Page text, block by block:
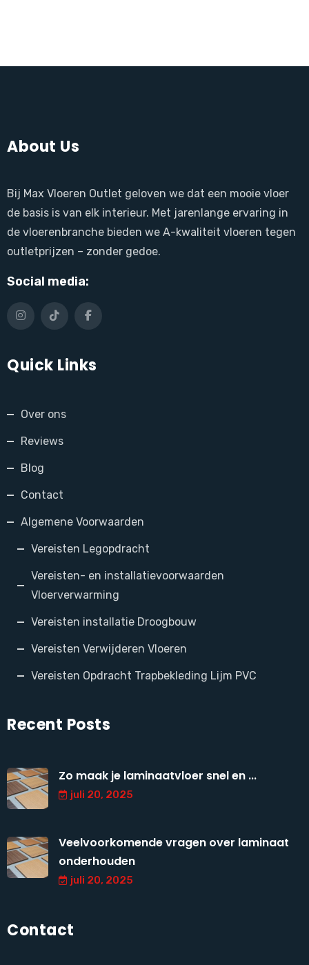
About Us
Bij Max Vloeren Outlet geloven we dat een mooie vloer
de basis is van elk interieur. Met jarenlange ervaring in
de vloerenbranche bieden we A-kwaliteit vloeren tegen
outletprijzen – zonder gedoe.
Social media:
Quick Links
Over ons
Reviews
Blog
Contact
Algemene Voorwaarden
Vereisten Legopdracht
Vereisten- en installatievoorwaarden
Vloerverwarming
Vereisten installatie Droogbouw
Vereisten Verwijderen Vloeren
Vereisten Opdracht Trapbekleding Lijm PVC
Recent Posts
Zo maak je laminaatvloer snel en ...
juli 20, 2025
Veelvoorkomende vragen over laminaat
onderhouden
juli 20, 2025
Contact